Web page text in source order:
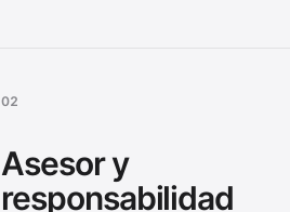
02
Asesor y
responsabilidad